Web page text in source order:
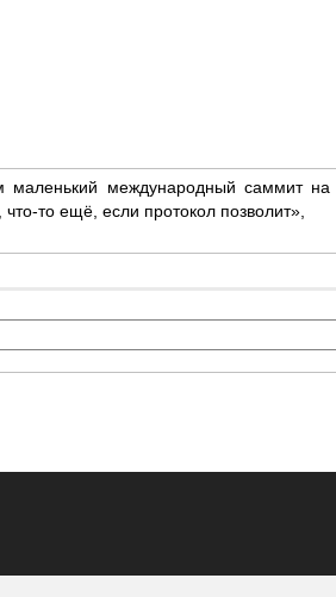
международный саммит на
что‑то ещё, если протокол позволит»,